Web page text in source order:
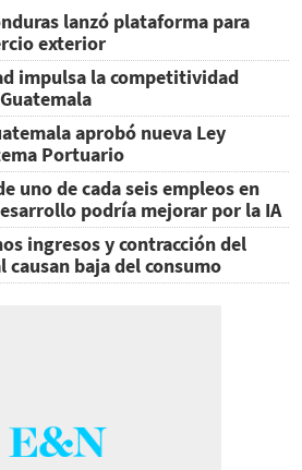
lanzó plataforma para
exterior
impulsa la competitividad
aprobó nueva Ley
Portuario
uno de cada seis empleos en
podría mejorar por la IA
ingresos y contracción del
causan baja del consumo